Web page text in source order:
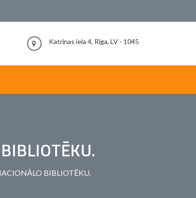
Katrīnas iela 4, Rīga, LV - 1045
BIBLIOTĒKU.